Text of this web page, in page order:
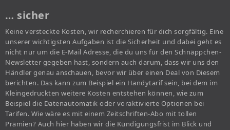
… sicher
Keine versteckte Kosten, wir recherchieren für dich sorgfältig. Eine
unserer wichtigsten Aufgaben ist die Sicherheit und dabei geht es
nicht nur um die E-Mail Adresse, die du uns für den Schnäppchen-
Newsletter gegeben hast, sondern auch darum, dass wir uns den
Händler genau anschauen, bevor wir über einen Deal von Diesem
berichten. Das kann zum Beispiel ein Handytarif sein, bei dem im
Kleingedruckten weitere Kosten entstehen können, wie zum
Beispiel die Datenautomatik oder voraktivierte Optionen bei
Tarifen. Wie wäre es mit einem Zeitschriften-Abo mit tollen
Prämien? Auch hier haben wir die Kündigungsfrist im Blick und